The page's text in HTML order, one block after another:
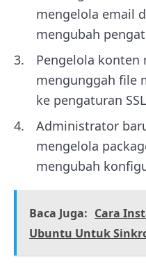
mengelola email
mengubah
Pengelola
mengunggah file
ke pengaturan
Administrator
mengelola
mengubah
Baca Juga: Cara
Ubuntu Untuk